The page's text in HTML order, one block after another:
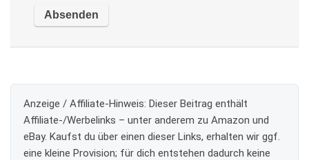
Anzeige / Affiliate-Hinweis: Dieser Beitrag enthält
Affiliate-/Werbelinks – unter anderem zu Amazon und
eBay. Kaufst du über einen dieser Links, erhalten wir ggf.
eine kleine Provision; für dich entstehen dadurch keine